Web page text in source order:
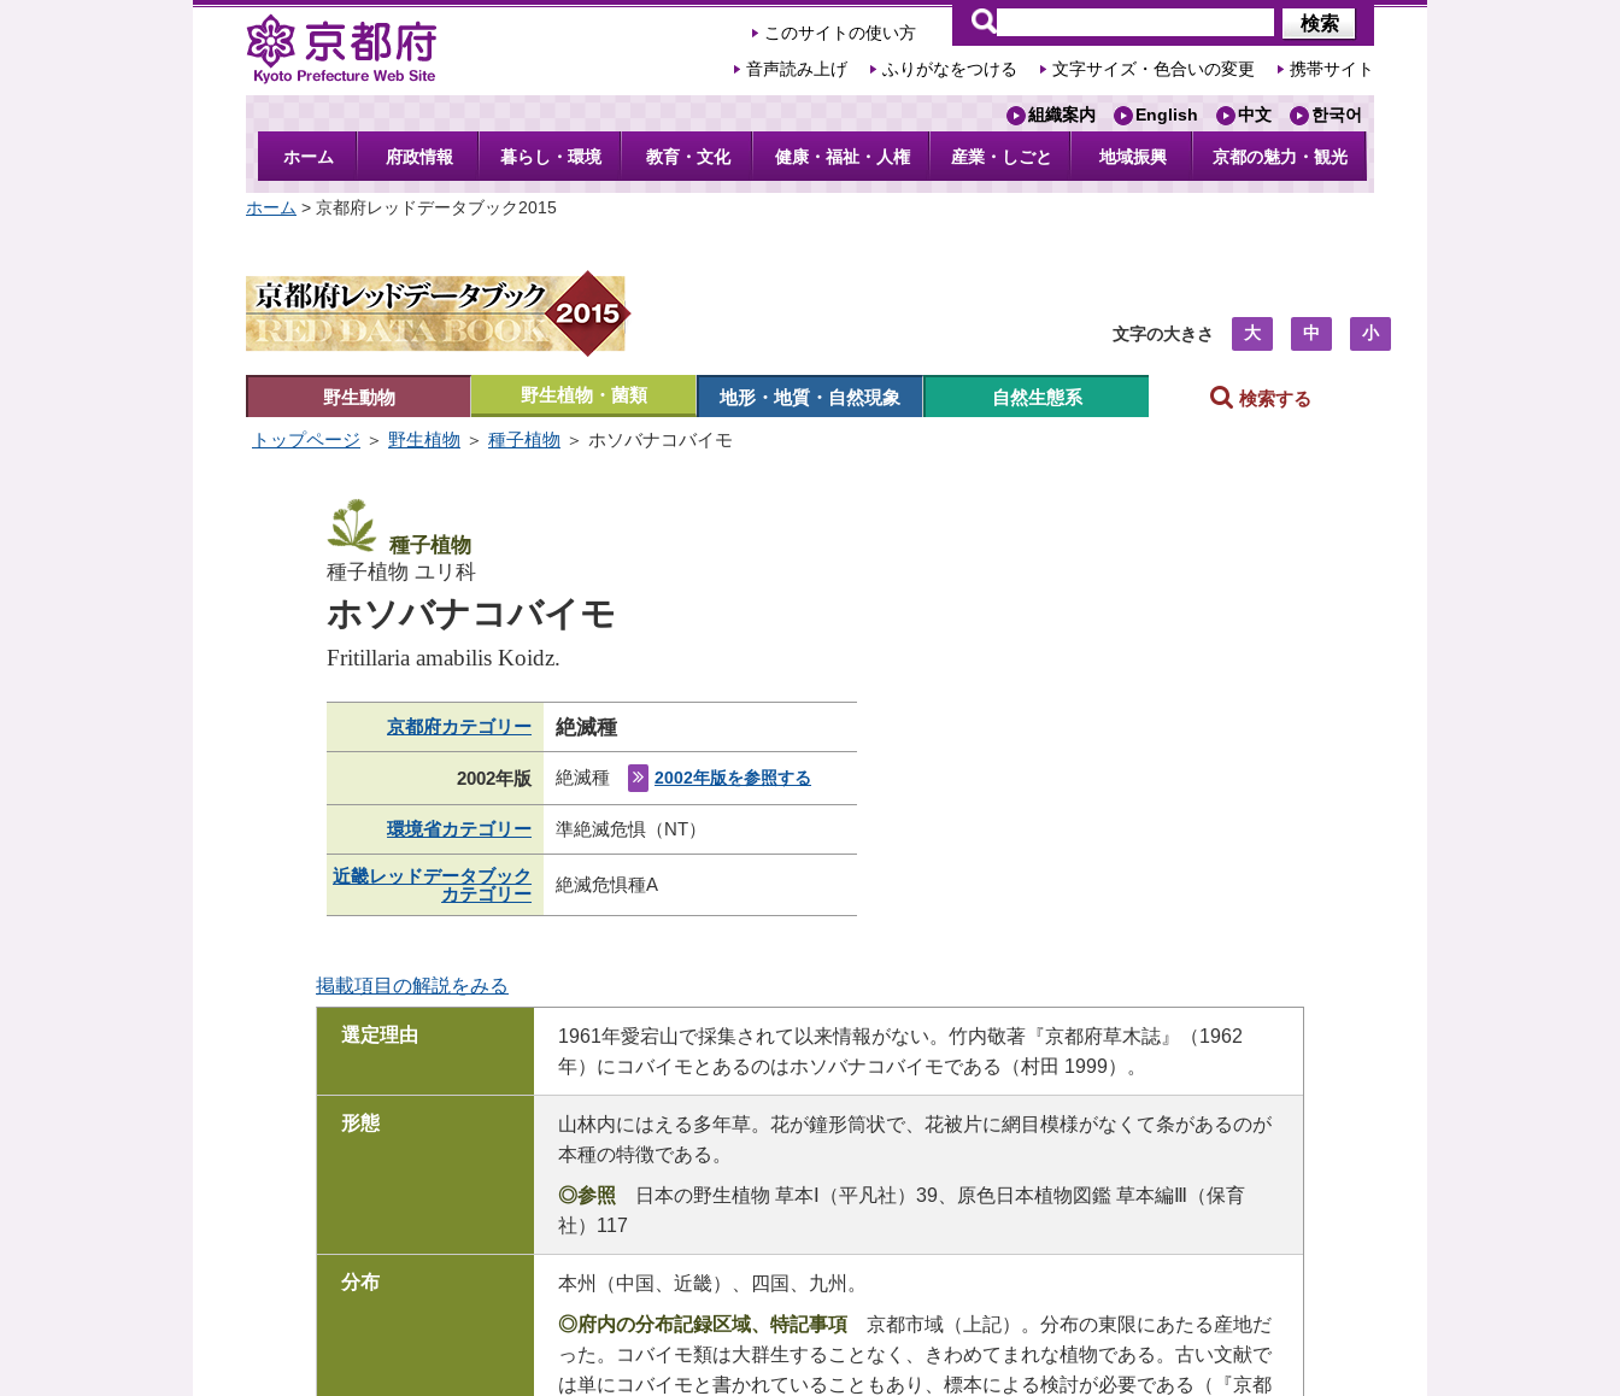
京都府
このサイトの使い方
音声読み上げ
ふりがなをつける 文字サイズ・色合いの変更 携帯サイト
組織案内 English 中文 한국어
ホーム 府政情報 暮らし・環境 教育・文化 健康・福祉・人権 産業・しごと 地域振興 京都の魅力・観光
ホーム > 京都府レッドデータブック2015
文字の大きさ 大 中 小
野生動物 野生植物・菌類 地形・地質・自然現象 自然生態系
検索する
トップページ ＞ 野生植物 ＞ 種子植物 ＞ ホソバナコバイモ
種子植物
種子植物 ユリ科
ホソバナコバイモ
Fritillaria amabilis Koidz.
京都府カテゴリー 絶滅種
2002年版 絶滅種 2002年版を参照する
環境省カテゴリー 準絶滅危惧（NT）
近畿レッドデータブック
カテゴリー
絶滅危惧種A
掲載項目の解説をみる
選定理由
1961年愛宕山で採集されて以来情報がない。竹内敬著『京都府草木誌』（1962
年）にコバイモとあるのはホソバナコバイモである（村田 1999）。
形態
山林内にはえる多年草。花が鐘形筒状で、花被片に網目模様がなくて条があるのが
本種の特徴である。
◎参照 日本の野生植物 草本Ⅰ（平凡社）39、原色日本植物図鑑 草本編Ⅲ（保育
社）117
分布
本州（中国、近畿）、四国、九州。
◎府内の分布記録区域、特記事項 京都市域（上記）。分布の東限にあたる産地だ
った。コバイモ類は大群生することなく、きわめてまれな植物である。古い文献で
は単にコバイモと書かれていることもあり、標本による検討が必要である（『京都